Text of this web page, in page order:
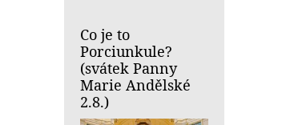
Co je to
Porciunkule?
(svátek Panny
Marie Andělské
2.8.)